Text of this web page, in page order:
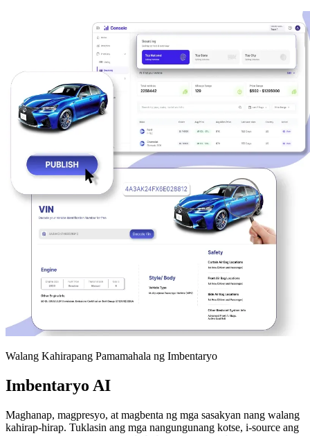
Walang Kahirapang Pamamahala ng Imbentaryo
Imbentaryo AI
Maghanap, magpresyo, at magbenta ng mga sasakyan nang walang
kahirap-hirap. Tuklasin ang mga nangungunang kotse, i-source ang